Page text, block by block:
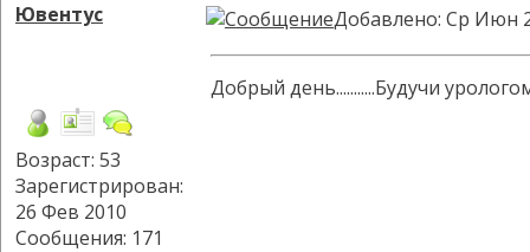
Ювентус
Возраст: 53
Зарегистрирован:
26 Фев 2010
Сообщения: 171
Добавлено: Ср Июн
Добрый день...........Будучи